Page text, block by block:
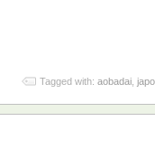
Tagged with: aobadai,